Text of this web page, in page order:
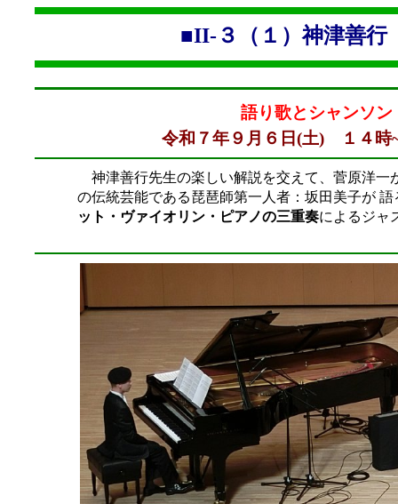
■II-３（１）神津善
語り歌とシャンソ
令和７年９月６日(土) １４
神津善行先生の楽しい解説を交えて、菅原洋一
の伝統芸能である琵琶師第一人者：坂田美子が 語
ット・ヴァイオリン・ピアノの三重奏によるジャ